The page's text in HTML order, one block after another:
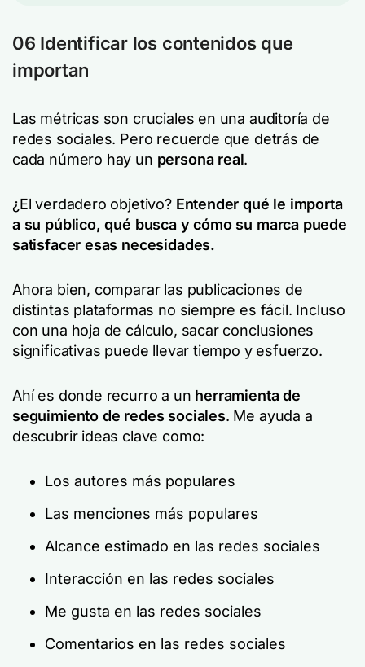
06 Identificar los contenidos que
importan
Las métricas son cruciales en una auditoría de
redes sociales. Pero recuerde que detrás de
cada número hay un persona real.
¿El verdadero objetivo?Entender qué le importa
a su público, qué busca y cómo su marca puede
satisfacer esas necesidades.
Ahora bien, comparar las publicaciones de
distintas plataformas no siempre es fácil. Incluso
con una hoja de cálculo, sacar conclusiones
significativas puede llevar tiempo y esfuerzo.
Ahí es donde recurro a un herramienta de
seguimiento de redes sociales. Me ayuda a
descubrir ideas clave como:
Los autores más populares
Las menciones más populares
Alcance estimado en las redes sociales
Interacción en las redes sociales
Me gusta en las redes sociales
Comentarios en las redes sociales